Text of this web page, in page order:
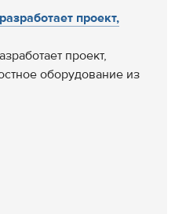
проект,
проект,
оборудование из